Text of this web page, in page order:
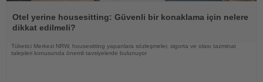
Oku
Otel yerine housesitting: Güvenli bir konaklama için nelere
dikkat edilmeli?
Tüketici Merkezi NRW, housesitting yapanlara sözleşmeler, sigorta ve olası tazminat
talepleri konusunda önemli tavsiyelerde bulunuyor